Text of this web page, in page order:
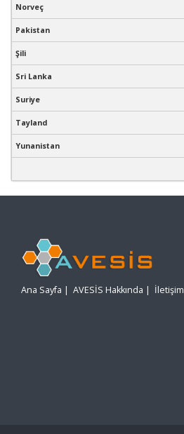
Norveç
Pakistan
Şili
Sri Lanka
Suriye
Tayland
Yunanistan
Ana Sayfa | AVESİS Hakkında | İletişim